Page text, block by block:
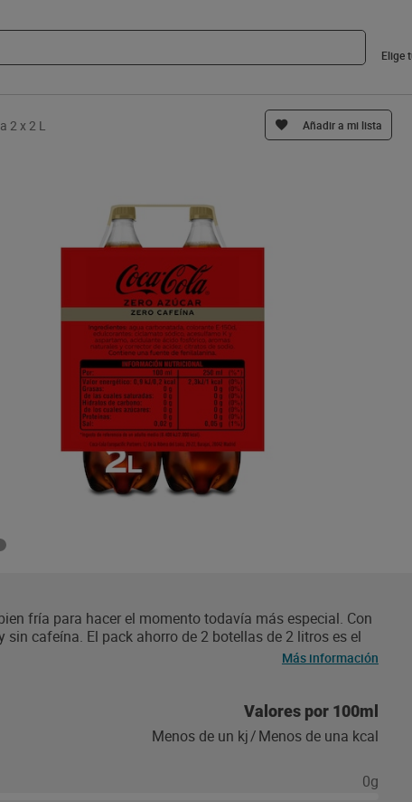
Elige
2 x 2 L Añadir a mi lista
fría para hacer el momento todavía más especial. Con
cafeína. El pack ahorro de 2 botellas de 2 litros es el
fría con hielo y una rodaja de lima o limón paraMás información
Valores por 100ml
Menos de un kj/Menos de una kcal
0g